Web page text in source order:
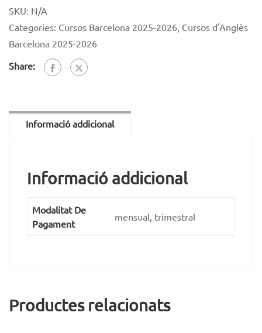
SKU: N/A
Categories: Cursos Barcelona 2025-2026, Cursos d'Anglès
Barcelona 2025-2026
Share:
Informació addicional
Informació addicional
Modalitat De
Pagament
mensual, trimestral
Productes relacionats